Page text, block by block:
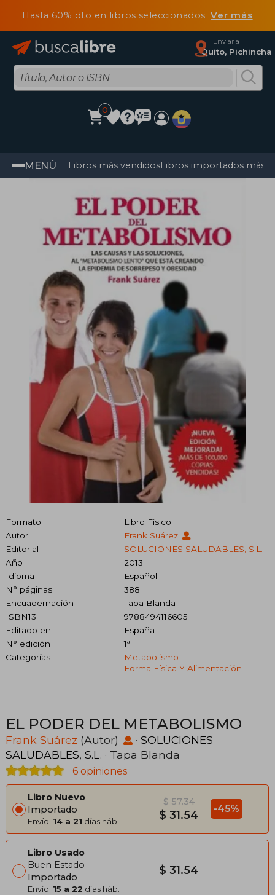
Hasta 60% dto en libros seleccionadosVer más
Enviar a
Quito, Pichincha
0
MENÚ Libros más vendidosLibros importados más
Formato
Libro Físico
Autor
Frank Suárez
Editorial
SOLUCIONES SALUDABLES, S.L.
Año
2013
Idioma
Español
N° páginas
388
Encuadernación
Tapa Blanda
ISBN13
9788494116605
Editado en
España
N° edición
1ª
Categorías
Metabolismo
Forma Física Y Alimentación
EL PODER DEL METABOLISMO
Frank Suárez (Autor) · SOLUCIONES
SALUDABLES, S.L. · Tapa Blanda
6 opiniones
Libro Nuevo
Importado
Envío: 14 a 21 días háb.
$ 57.34
$ 31.54 -45%
Libro Usado
Buen Estado
Importado
Envío: 15 a 22 días háb.
$ 31.54